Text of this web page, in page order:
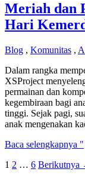
Meriah dan
Hari
Blog , Komunitas ,
Dalam rangka
XSProject
permainan dan
kegembiraan bagi
tinggi. Sejak pagi,
anak mengenakan
Meriah
Penuh
Baca selengkapnya "
1 2 … 6 Berikutnya